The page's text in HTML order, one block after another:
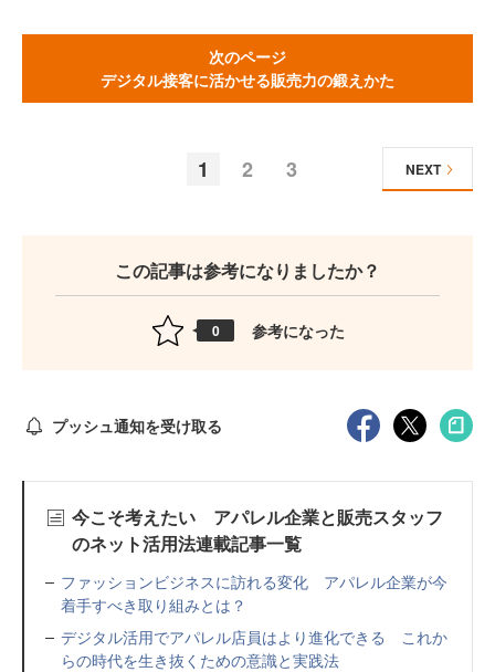
次のページ
デジタル接客に活かせる販売力の鍛えかた
1 2 3 NEXT
この記事は参考になりましたか？
0 参考になった
プッシュ通知を受け取る
今こそ考えたい アパレル企業と販売スタッフ
のネット活用法連載記事一覧
ファッションビジネスに訪れる変化 アパレル企業が今
着手すべき取り組みとは？
デジタル活用でアパレル店員はより進化できる これか
らの時代を生き抜くための意識と実践法